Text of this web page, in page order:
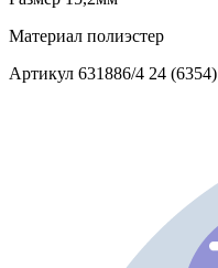
Материал полиэстер
Артикул 631886/4 24 (6354)